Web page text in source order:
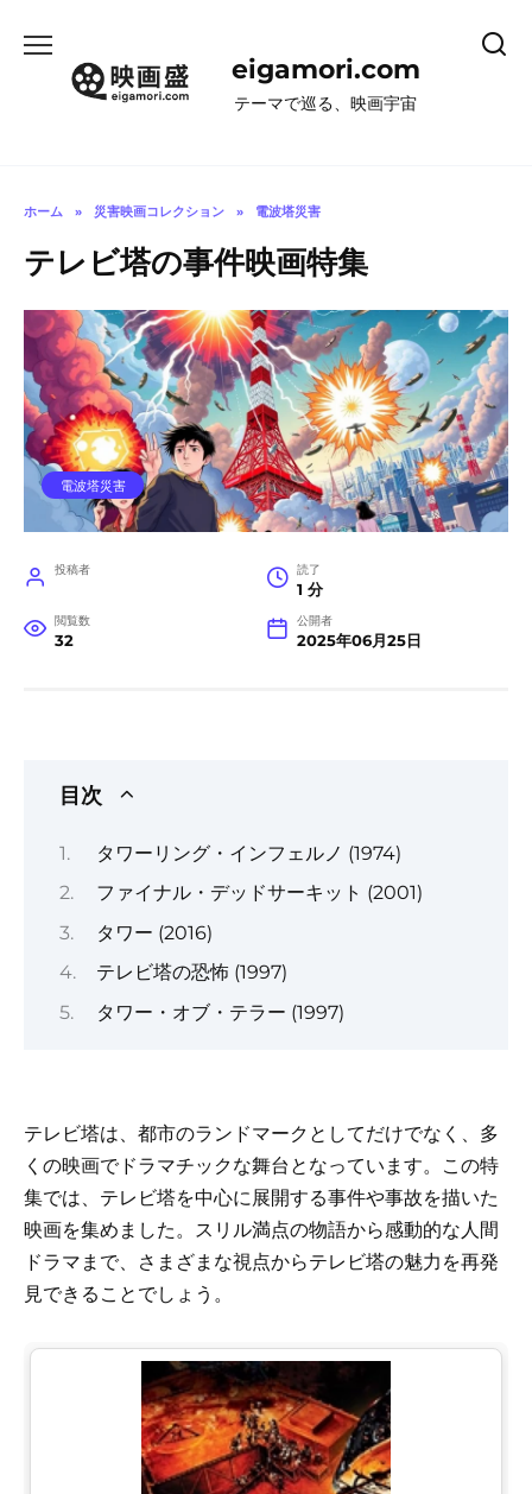
eigamori.com
テーマで巡る、映画宇宙
ホーム » 災害映画コレクション » 電波塔災害
テレビ塔の事件映画特集
電波塔災害
投稿者 読了
1 分
閲覧数
32
公開者
2025年06月25日
目次
タワーリング・インフェルノ (1974)
ファイナル・デッドサーキット (2001)
タワー (2016)
テレビ塔の恐怖 (1997)
タワー・オブ・テラー (1997)
テレビ塔は、都市のランドマークとしてだけでなく、多
くの映画でドラマチックな舞台となっています。この特
集では、テレビ塔を中心に展開する事件や事故を描いた
映画を集めました。スリル満点の物語から感動的な人間
ドラマまで、さまざまな視点からテレビ塔の魅力を再発
見できることでしょう。